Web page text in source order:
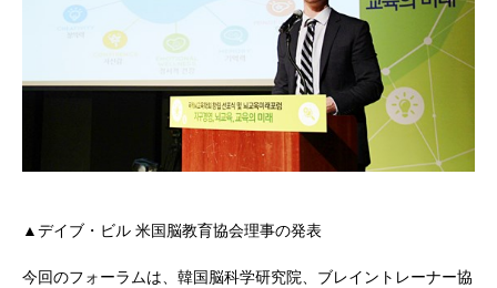
▲デイブ・ビル 米国脳教育協会理事の発表
今回のフォーラムは、韓国脳科学研究院、ブレイントレーナー協